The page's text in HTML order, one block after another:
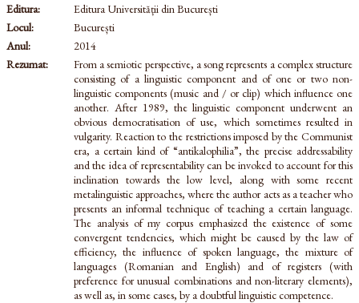
Editura:
Editura Universității din București
Locul:
București
Anul:
2014
Rezumat:
From a semiotic perspective, a song represents a complex structure
consisting of a linguistic component and of one or two non-
linguistic components (music and / or clip) which influence one
another. After 1989, the linguistic component underwent an
obvious democratisation of use, which sometimes resulted in
vulgarity. Reaction to the restrictions imposed by the Communist
era, a certain kind of “antikalophilia”, the precise addressability
and the idea of representability can be invoked to account for this
inclination towards the low level, along with some recent
metalinguistic approaches, where the author acts as a teacher who
presents an informal technique of teaching a certain language.
The analysis of my corpus emphasized the existence of some
convergent tendencies, which might be caused by the law of
efficiency, the influence of spoken language, the mixture of
languages (Romanian and English) and of registers (with
preference for unusual combinations and non-literary elements),
as well as, in some cases, by a doubtful linguistic competence.